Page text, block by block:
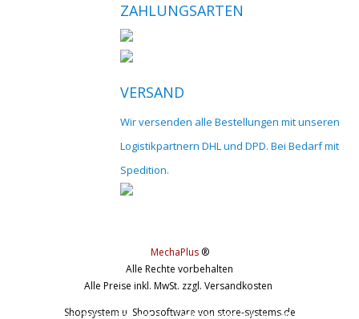
© 2017 cnc-modellbau.net | info@cnc-modellbau.net | +49
ZAHLUNGSARTEN
VERSAND
Wir versenden alle Bestellungen mit unseren
Logistikpartnern DHL und DPD. Bei Bedarf mit
Spedition.
MechaPlus ®
Alle Rechte vorbehalten
Alle Preise inkl. MwSt. zzgl. Versandkosten
Shopsystem u. Shopsoftware von store-systems.de